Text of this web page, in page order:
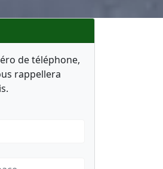
de téléphone,
rappellera